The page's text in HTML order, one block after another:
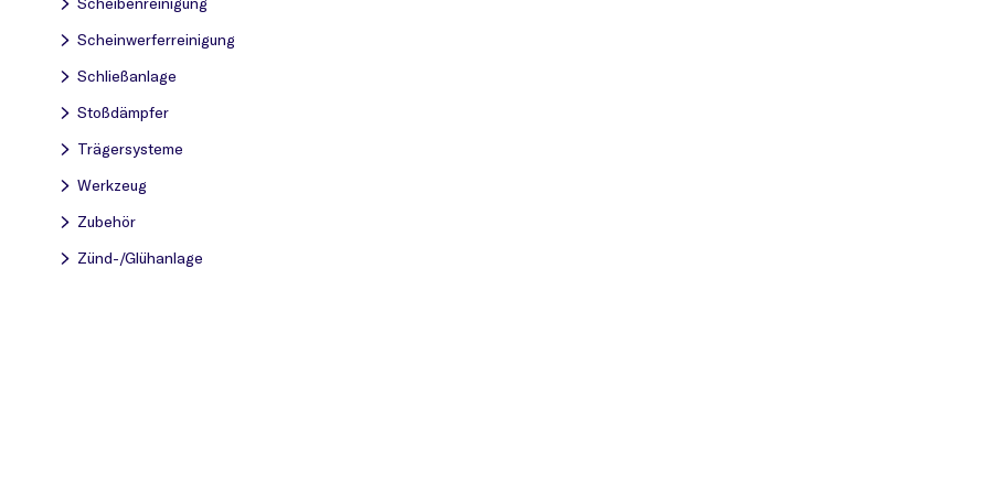
Scheinwerferreinigung
Schließanlage
Stoßdämpfer
Trägersysteme
Werkzeug
Zubehör
Zünd-/Glühanlage